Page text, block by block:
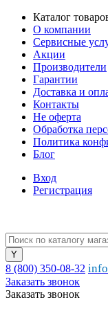
Каталог
О компании
Сервисные
Акции
Производители
Гарантии
Доставка и
Контакты
Не оферта
Обработка
Политика
Блог
Вход
Регистрация
8 (800) 350-08-32
Заказать звонок
Заказать звонок